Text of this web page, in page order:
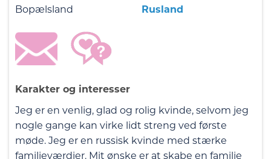
Bopælsland
Rusland
Karakter og interesser
Jeg er en venlig, glad og rolig kvinde, selvom jeg
nogle gange kan virke lidt streng ved første
møde. Jeg er en russisk kvinde med stærke
familieværdier. Mit ønske er at skabe en familie